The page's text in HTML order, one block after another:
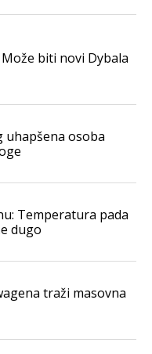
biti novi Dybala
uhapšena osoba
Temperatura pada
dugo
traži masovna